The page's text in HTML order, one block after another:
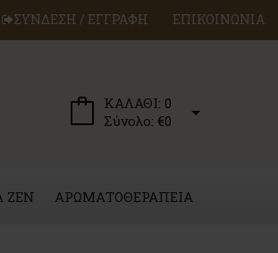
ΣΥΝΔΕΣΗ / ΕΓΓΡΑΦΗ ΕΠΙΚΟΙΝΩΝΙΑ
ΚΑΛΑΘΙ: 0
Σύνολο: €0
ZEN ΑΡΩΜΑΤΟΘΕΡΑΠΕΙΑ